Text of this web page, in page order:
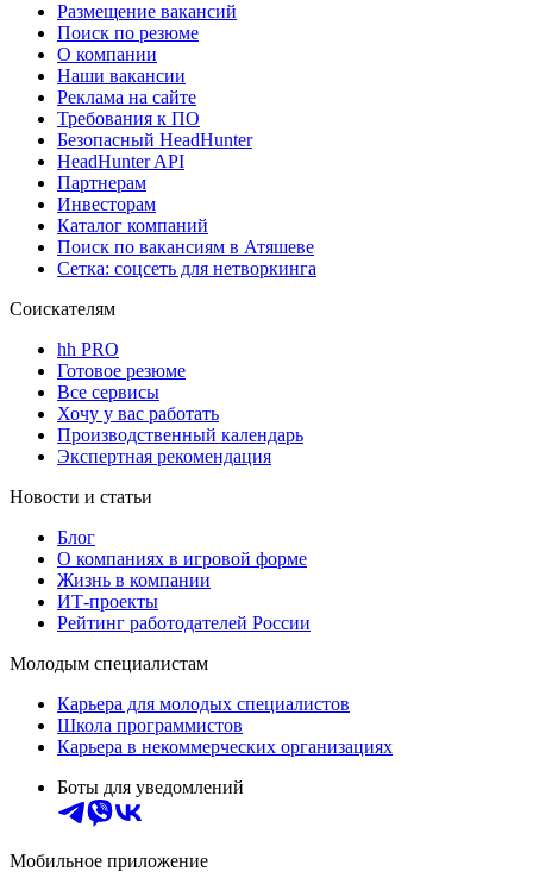
Размещение вакансий
Поиск по резюме
О компании
Наши вакансии
Реклама на сайте
Требования к ПО
Безопасный HeadHunter
HeadHunter API
Партнерам
Инвесторам
Каталог компаний
Поиск по вакансиям в Атяшеве
Сетка: соцсеть для нетворкинга
Соискателям
hh PRO
Готовое резюме
Все сервисы
Хочу у вас работать
Производственный календарь
Экспертная рекомендация
Новости и статьи
Блог
О компаниях в игровой форме
Жизнь в компании
ИТ-проекты
Рейтинг работодателей России
Молодым специалистам
Карьера для молодых специалистов
Школа программистов
Карьера в некоммерческих организациях
Боты для уведомлений
Мобильное приложение